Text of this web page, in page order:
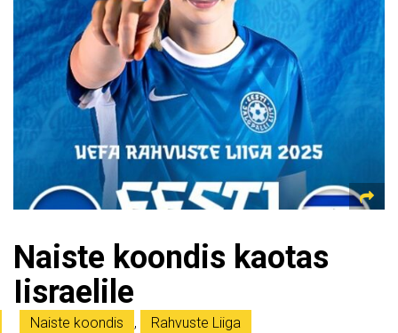
Naiste koondis kaotas
Iisraelile
Naiste koondis ,
Rahvuste Liiga